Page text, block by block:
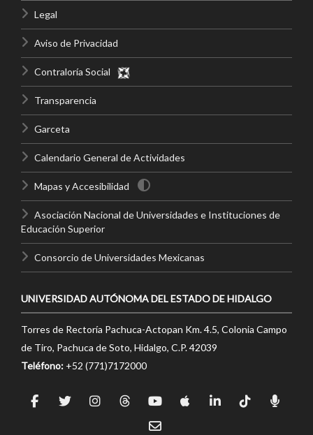
Legal
Aviso de Privacidad
Contraloría Social
Transparencia
Garceta
Calendario General de Actividades
Mapas y Accesibilidad
Asociación Nacional de Universidades e Instituciones de
Educación Superior
Consorcio de Universidades Mexicanas
UNIVERSIDAD AUTÓNOMA DEL ESTADO DE HIDALGO
Torres de Rectoría Pachuca-Actopan Km. 4.5, Colonia Campo
de Tiro, Pachuca de Soto, Hidalgo, C.P. 42039
Teléfono: +52 (771)7172000